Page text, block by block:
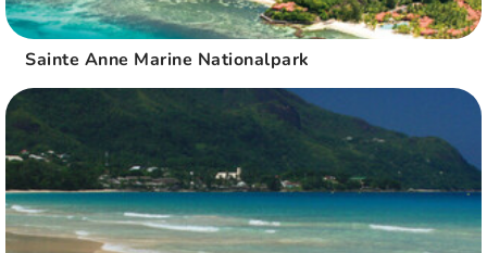
Sainte Anne Marine Nationalpark